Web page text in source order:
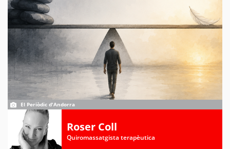
El Periòdic d'Andorra
Roser Coll
Quiromassatgista terapèutica